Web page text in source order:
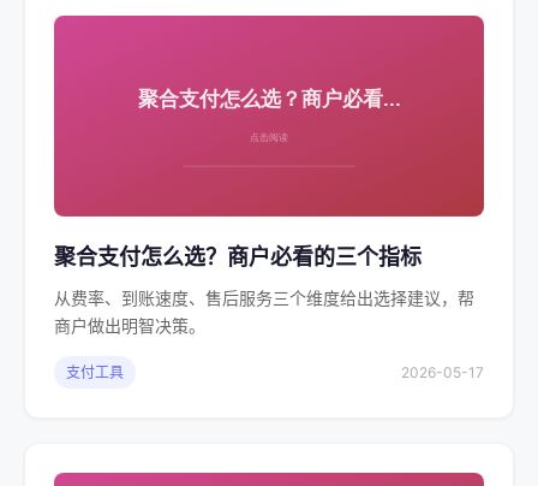
聚合支付怎么选？商户必看的三个指标
从费率、到账速度、售后服务三个维度给出选择建议，帮
商户做出明智决策。
支付工具 2026-05-17